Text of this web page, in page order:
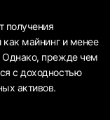
получения
как майнинг и менее
Однако, прежде чем
с доходностью
активов.